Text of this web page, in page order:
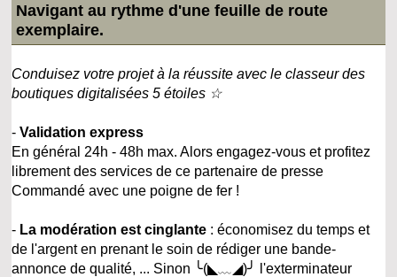
Navigant au rythme d'une feuille de route
exemplaire.
Conduisez votre projet à la réussite avec le classeur des
boutiques digitalisées 5 étoiles ☆
-Validation express
En général 24h - 48h max. Alors engagez-vous et profitez
librement des services de ce partenaire de presse
Commandé avec une poigne de fer !
- La modération est cinglante : économisez du temps et
de l'argent en prenant le soin de rédiger une bande-
annonce de qualité, ... Sinon ╰(◣﹏◢)╯ l'exterminateur